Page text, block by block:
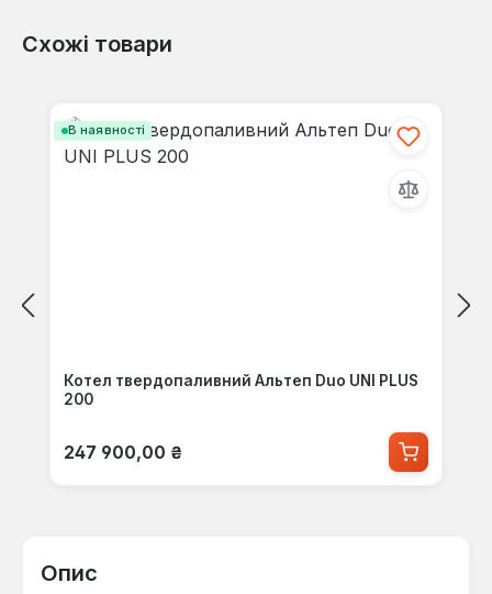
Схожі товари
В наявності
Котел твердопаливний Альтеп Duo UNI PLUS
200
Звичайна ціна:
247 900,00 ₴
Опис